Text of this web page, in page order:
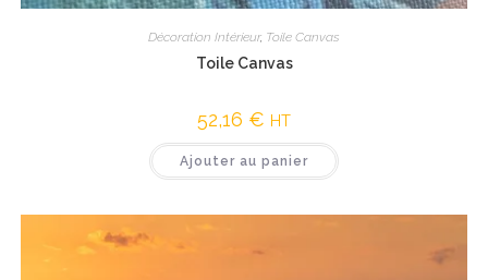
Décoration Intérieur, Toile Canvas
Toile Canvas
52,16 € HT
Ajouter au panier